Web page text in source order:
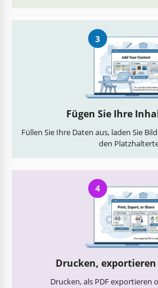
3
Fügen Sie Ihre
Füllen Sie Ihre Daten aus, laden Sie
den
4
Drucken,
Drucken, als PDF exportieren